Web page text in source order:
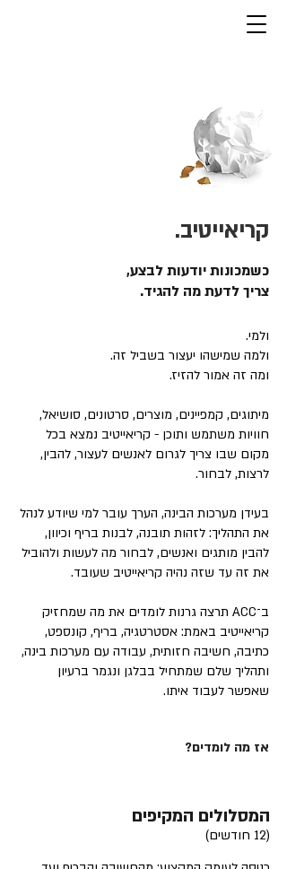
קריאייטיב.
כשמכונות יודעות לבצע,
צריך לדעת מה להגיד.
ולמי.
ולמה שמישהו יעצור בשביל זה.
ומה זה אמור להזיז.
מיתוגים, קמפיינים, מוצרים, סרטונים, סושיאל,
חוויות משתמש ותוכן - קריאייטיב נמצא בכל
מקום שבו צריך לגרום לאנשים לעצור, להבין,
לרצות, לבחור.
בעידן מערכות הבינה, הערך עובר למי שיודע לנהל
את התהליך: לזהות תובנה, לבנות בריף וכיוון,
להבין מותגים ואנשים, לבחור מה לעשות ולהוביל
את זה עד שזה נהיה קריאייטיב שעובד.
ב־ACC תרצה גרנות לומדים את מה שמחזיק
קריאייטיב באמת: אסטרטגיה, בריף, קונספט,
כתיבה, חשיבה חזותית, עבודה עם מערכות בינה,
ותהליך שלם שמתחיל בבלגן ונגמר ברעיון
שאפשר לעבוד איתו.
אז מה לומדים?
המסלולים המקיפים
(12 חודשים)